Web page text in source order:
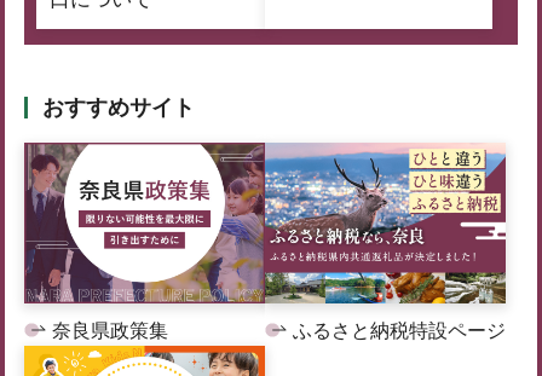
おすすめサイト
奈良県政策集 ふるさと納税特設ページ